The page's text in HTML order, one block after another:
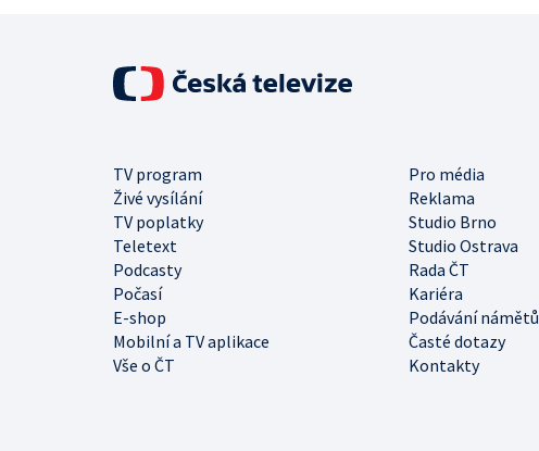
TV program
Pro média
Živé vysílání
Reklama
TV poplatky
Studio Brno
Teletext
Studio Ostrava
Podcasty
Rada ČT
Počasí
Kariéra
E-shop
Podávání námětů
Mobilní a TV aplikace
Časté dotazy
Vše o ČT
Kontakty